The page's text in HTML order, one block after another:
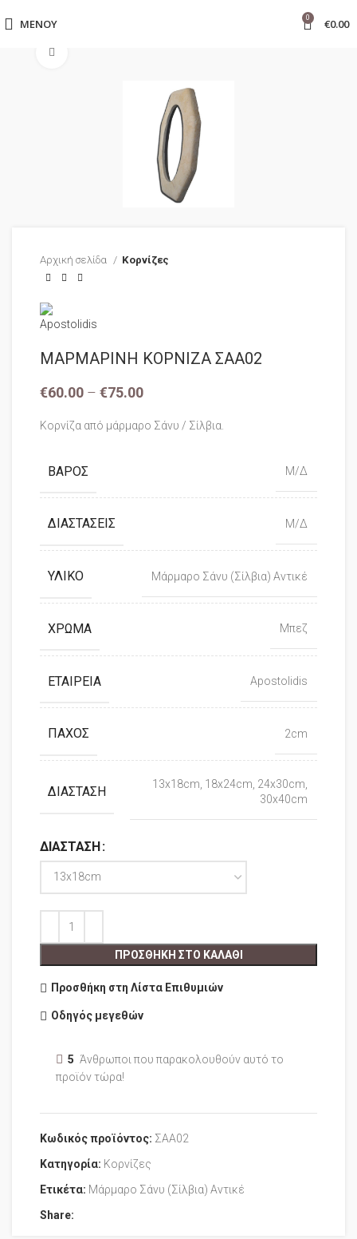
ΜΕΝΟΎ 0 €0.00
Αρχική σελίδα Κορνίζες
ΜΑΡΜΑΡΙΝΗ ΚΟΡΝΙΖΑ ΣΑΑ02
€60.00 – €75.00
Κορνίζα από μάρμαρο Σάνυ / Σίλβια.
ΒΆΡΟΣ Μ/Δ
ΔΙΑΣΤΆΣΕΙΣ Μ/Δ
ΥΛΙΚΌ Μάρμαρο Σάνυ (Σίλβια) Αντικέ
ΧΡΏΜΑ Μπεζ
ΕΤΑΙΡΕΊΑ Apostolidis
ΠΆΧΟΣ 2cm
ΔΙΆΣΤΑΣΗ
13x18cm, 18x24cm, 24x30cm,
30x40cm
ΔΙΆΣΤΑΣΗ
ΠΡΟΣΘΉΚΗ ΣΤΟ ΚΑΛΆΘΙ
Προσθήκη στη Λίστα Επιθυμιών
Οδηγός μεγεθών
5 Άνθρωποι που παρακολουθούν αυτό το
προϊόν τώρα!
Κωδικός προϊόντος: ΣΑΑ02
Κατηγορία: Κορνίζες
Ετικέτα: Μάρμαρο Σάνυ (Σίλβια) Αντικέ
Share: